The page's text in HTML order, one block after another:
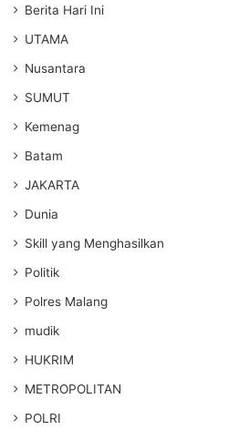
Berita Hari Ini
UTAMA
Nusantara
SUMUT
Kemenag
Batam
JAKARTA
Dunia
Skill yang Menghasilkan
Politik
Polres Malang
mudik
HUKRIM
METROPOLITAN
POLRI